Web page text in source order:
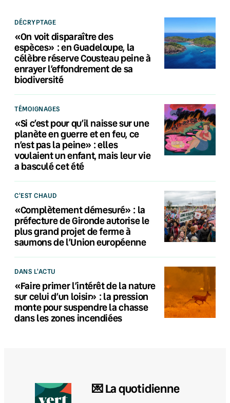
DÉCRYPTAGE
«On voit disparaître des
espèces» : en Guadeloupe, la
célèbre réserve Cousteau peine à
enrayer l’effondrement de sa
biodiversité
TÉMOIGNAGES
«Si c’est pour qu’il naisse sur une
planète en guerre et en feu, ce
n’est pas la peine» : elles
voulaient un enfant, mais leur vie
a basculé cet été
C'EST CHAUD
«Complètement démesuré» : la
préfecture de Gironde autorise le
plus grand projet de ferme à
saumons de l’Union européenne
DANS L'ACTU
«Faire primer l’intérêt de la nature
sur celui d’un loisir» : la pression
monte pour suspendre la chasse
dans les zones incendiées
💌 La quotidienne